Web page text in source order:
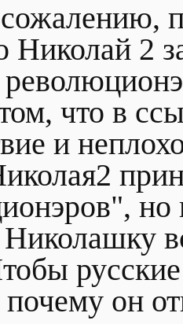
Николай 2
что в
и
но
Николашку
он